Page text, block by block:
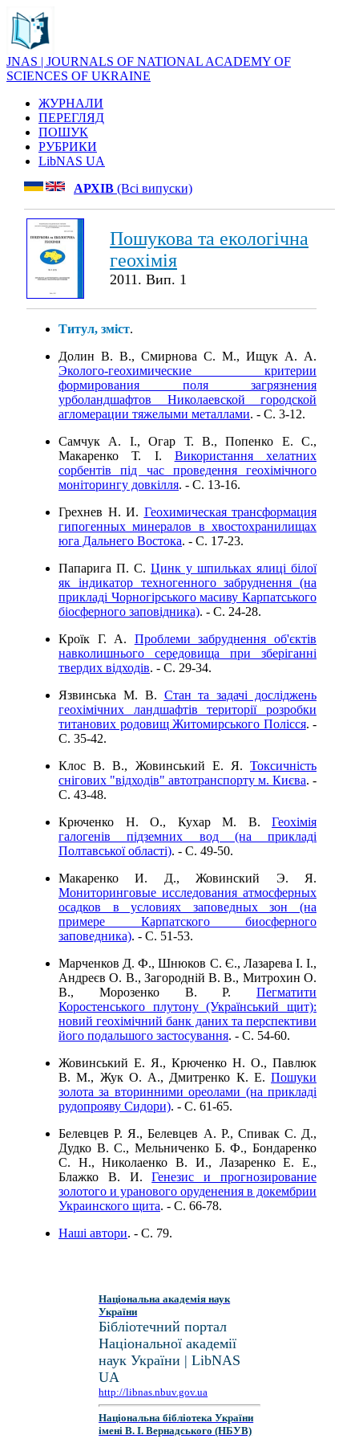
JNAS | JOURNALS OF NATIONAL ACADEMY OF
SCIENCES OF UKRAINE
ЖУРНАЛИ
ПЕРЕГЛЯД
ПОШУК
РУБРИКИ
LibNAS UA
АРХІВ (Всі випуски)
Пошукова та екологічна
геохімія
2011. Вип. 1
Титул, зміст.
Долин В. В., Смирнова С. М., Ищук А. А.
Эколого-геохимические критерии
формирования поля загрязнения
урболандшафтов Николаевской городской
агломерации тяжелыми металлами. - C. 3-12.
Самчук А. І., Огар Т. В., Попенко Е. С.,
Макаренко Т. І. Використання хелатних
сорбентів під час проведення геохімічного
моніторингу довкілля. - C. 13-16.
Грехнев Н. И. Геохимическая трансформация
гипогенных минералов в хвостохранилищах
юга Дальнего Востока. - C. 17-23.
Папарига П. С. Цинк у шпильках ялиці білої
як індикатор техногенного забруднення (на
прикладі Чорногірського масиву Карпатського
біосферного заповідника). - C. 24-28.
Кроїк Г. А. Проблеми забруднення об'єктів
навколишнього середовища при зберіганні
твердих відходів. - C. 29-34.
Язвинська М. В. Стан та задачі досліджень
геохімічних ландшафтів території розробки
титанових родовищ Житомирського Полісся. -
C. 35-42.
Клос В. В., Жовинський Е. Я. Токсичність
снігових "відходів" автотранспорту м. Києва. -
C. 43-48.
Крюченко Н. О., Кухар М. В. Геохімія
галогенів підземних вод (на прикладі
Полтавської області). - C. 49-50.
Макаренко И. Д., Жовинский Э. Я.
Мониторинговые исследования атмосферных
осадков в условиях заповедных зон (на
примере Карпатского биосферного
заповедника). - C. 51-53.
Марченков Д. Ф., Шнюков С. Є., Лазарева І. І.,
Андреєв О. В., Загородній В. В., Митрохин О.
В., Морозенко В. Р. Пегматити
Коростенського плутону (Український щит):
новий геохімічний банк даних та перспективи
його подальшого застосування. - C. 54-60.
Жовинський Е. Я., Крюченко Н. О., Павлюк
В. М., Жук О. А., Дмитренко К. Е. Пошуки
золота за вторинними ореолами (на прикладі
рудопрояву Сидори). - C. 61-65.
Белевцев Р. Я., Белевцев А. Р., Спивак С. Д.,
Дудко В. С., Мельниченко Б. Ф., Бондаренко
С. Н., Николаенко В. И., Лазаренко Е. Е.,
Блажко В. И.Генезис и прогнозирование
золотого и уранового оруденения в докембрии
Украинского щита. - C. 66-78.
Наші автори. - C. 79.
Національна академія наук
України
Бібліотечний портал
Національної академії
наук України | LibNAS
UA
http://libnas.nbuv.gov.ua
Національна бібліотека України
імені В. І. Вернадського (НБУВ)